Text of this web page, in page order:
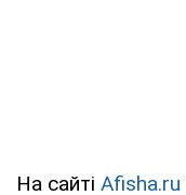
На сайті Afisha.ru